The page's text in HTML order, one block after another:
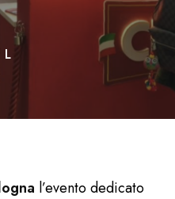
l’evento dedicato